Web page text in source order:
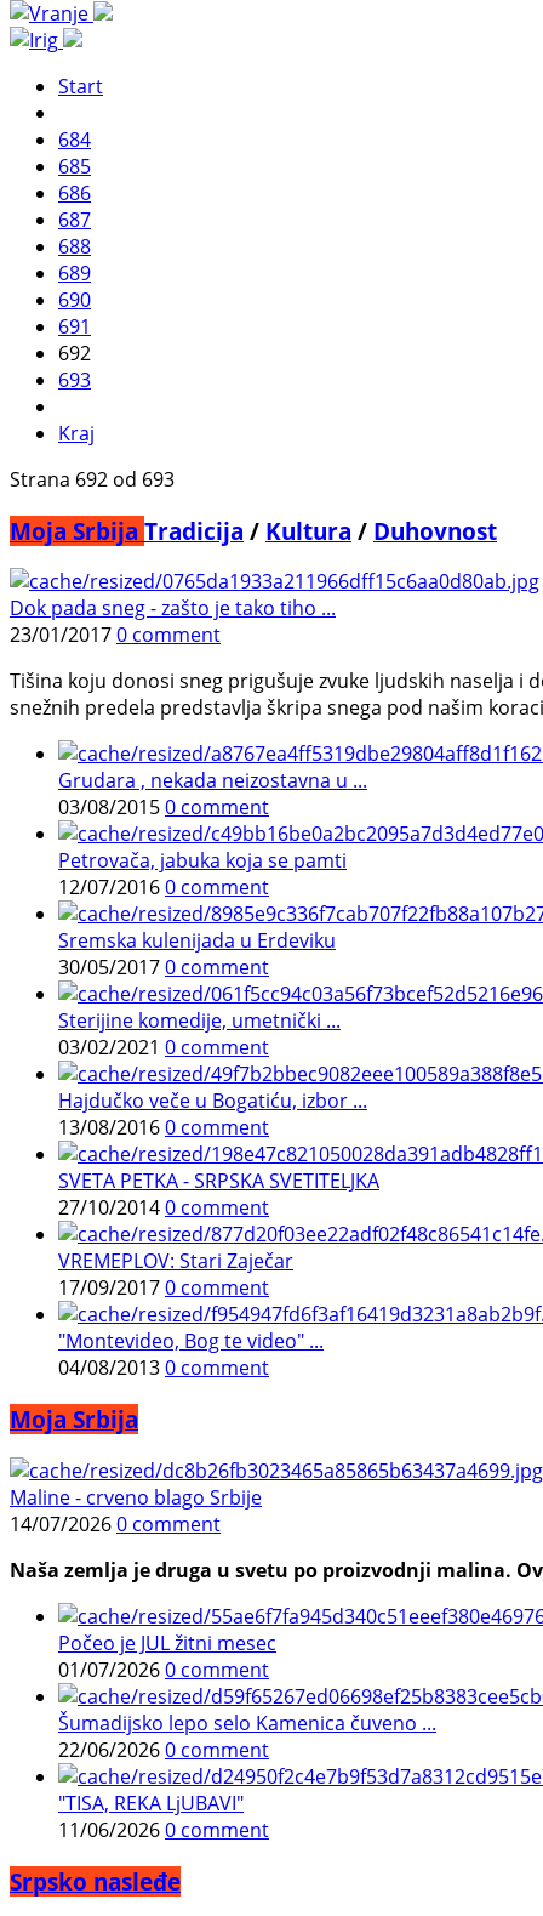
Start
684
685
686
687
688
689
690
691
692
693
Kraj
Strana 692 od 693
Moja Srbija Tradicija / Kultura / Duhovnost
Dok pada sneg - zašto je tako tiho ...
23/01/20170 comment
Tišina koju donosi sneg prigušuje zvuke ljudskih naselja
snežnih predela predstavlja škripa snega pod našim
Grudara , nekada neizostavna u ...
03/08/20150 comment
Petrovača, jabuka koja se pamti
12/07/20160 comment
Sremska kulenijada u Erdeviku
30/05/20170 comment
Sterijine komedije, umetnički ...
03/02/2021 0 comment
Hajdučko veče u Bogatiću, izbor ...
13/08/20160 comment
SVETA PETKA - SRPSKA SVETITELJKA
27/10/20140 comment
VREMEPLOV: Stari Zaječar
17/09/20170 comment
"Montevideo, Bog te video" ...
04/08/20130 comment
Moja Srbija
Maline - crveno blago Srbije
14/07/20260 comment
Naša zemlja je druga u svetu po proizvodnji malina.
Počeo je JUL žitni mesec
01/07/20260 comment
Šumadijsko lepo selo Kamenica čuveno ...
22/06/20260 comment
"TISA, REKA LjUBAVI"
11/06/20260 comment
Srpsko nasleđe